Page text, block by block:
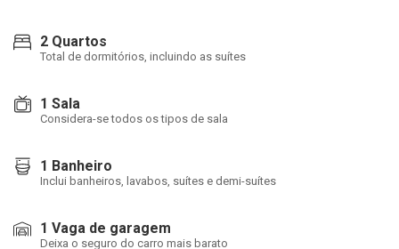
2 Quartos
Total de dormitórios, incluindo as suítes
1 Sala
Considera-se todos os tipos de sala
1 Banheiro
Inclui banheiros, lavabos, suítes e demi-suítes
1 Vaga de garagem
Deixa o seguro do carro mais barato